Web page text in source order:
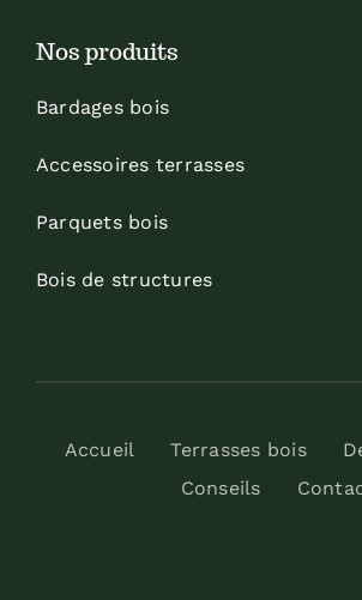
Nos produits
Bardages bois
Accessoires terrasses
Parquets bois
Bois de structures
Accueil Terrasses bois
Conseils